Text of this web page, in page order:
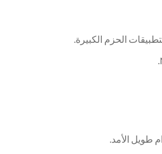
الحزم الكبيرة.